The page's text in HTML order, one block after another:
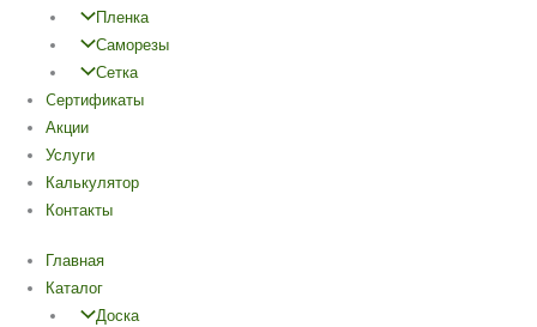
Пленка
Саморезы
Сетка
Cертификаты
Акции
Услуги
Калькулятор
Контакты
Главная
Каталог
Доска